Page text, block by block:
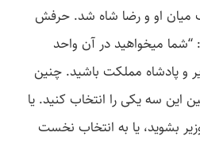
میان او و رضا شاه شد. حرفش
می­خواهید در آن واحد
و پادشاه مملکت باشید. چنین
سه یکی را انتخاب کنید. یا
بشوید، یا به انتخاب نخست